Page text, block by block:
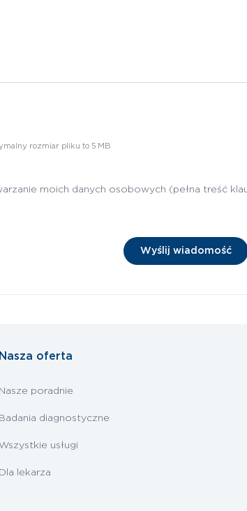
rozmiar pliku to 5 MB
moich danych osobowych (pełna treść
Nasza oferta
Nasze poradnie
Badania diagnostyczne
Wszystkie usługi
Dla lekarza